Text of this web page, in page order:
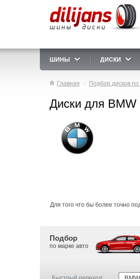
ШИНЫ ДИСКИ
Главная Подбор дисков по
Диски для BMW
Для того что бы более точно
Подбор
по марке авто